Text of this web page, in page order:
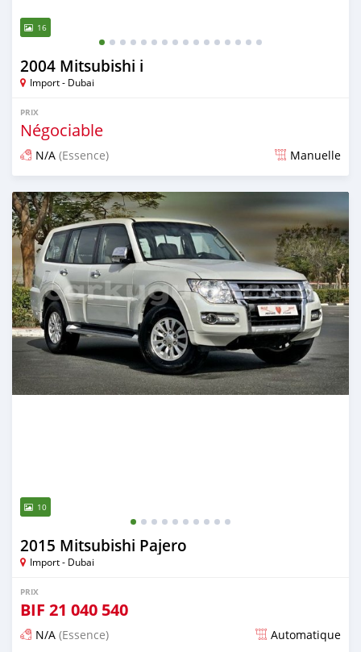
16
2004 Mitsubishi i
Import - Dubai
PRIX
Négociable
N/A (Essence) Manuelle
Publié il y a presque 6 ans
10
2015 Mitsubishi Pajero
Import - Dubai
PRIX
BIF 21 040 540
N/A (Essence) Automatique